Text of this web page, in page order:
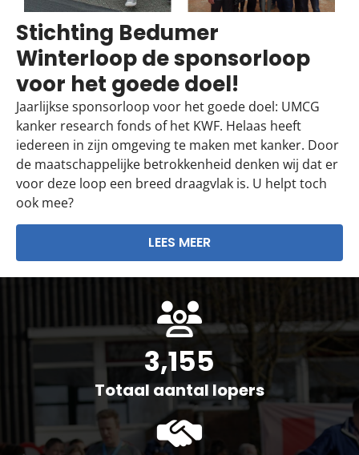
Stichting Bedumer
Winterloop de sponsorloop
voor het goede doel!
Jaarlijkse sponsorloop voor het goede doel: UMCG
kanker research fonds of het KWF. Helaas heeft
iedereen in zijn omgeving te maken met kanker. Door
de maatschappelijke betrokkenheid denken wij dat er
voor deze loop een breed draagvlak is. U helpt toch
ook mee?
LEES MEER
Totaal aantal lopers
3,155